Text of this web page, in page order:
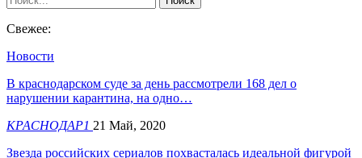
Свежее:
Новости
В краснодарском суде за день рассмотрели 168 дел о
нарушении карантина, на одно…
КРАСНОДАР1 21 Май, 2020
Звезда российских сериалов похвасталась идеальной фигурой